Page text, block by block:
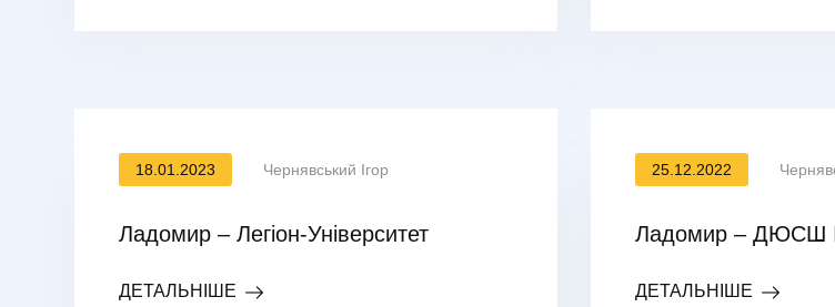
18.01.2023 Чернявський Ігор
Ладомир – Легіон-Університет
ДЕТАЛЬНІШЕ
25.12.2022
Ладомир – ДЮСШ
ДЕТАЛЬНІШЕ